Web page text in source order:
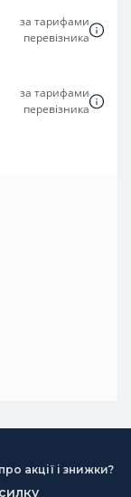
за тарифами
перевізника
за тарифами
перевізника
акції і знижки?